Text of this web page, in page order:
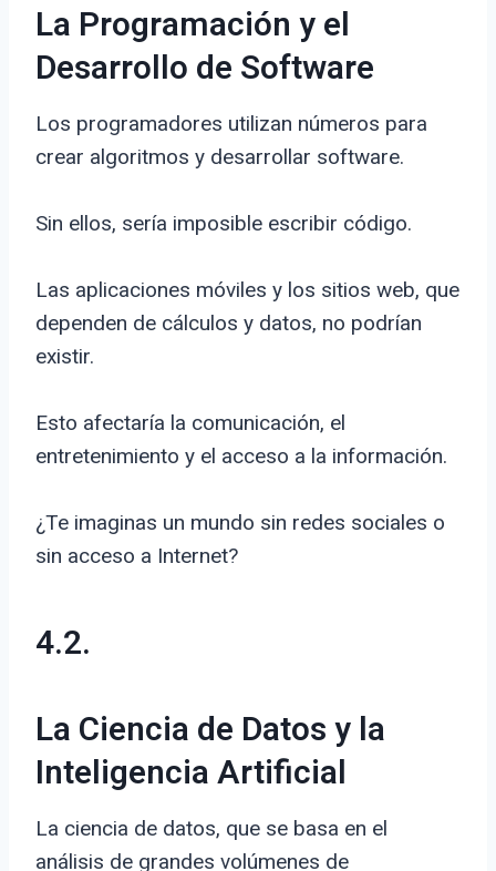
La Programación y el
Desarrollo de Software
Los programadores utilizan números para
crear algoritmos y desarrollar software.
Sin ellos, sería imposible escribir código.
Las aplicaciones móviles y los sitios web, que
dependen de cálculos y datos, no podrían
existir.
Esto afectaría la comunicación, el
entretenimiento y el acceso a la información.
¿Te imaginas un mundo sin redes sociales o
sin acceso a Internet?
4.2.
La Ciencia de Datos y la
Inteligencia Artificial
La ciencia de datos, que se basa en el
análisis de grandes volúmenes de